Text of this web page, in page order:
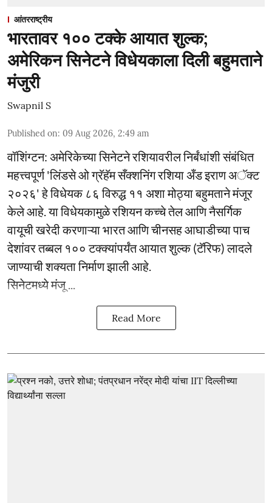
आंतरराष्ट्रीय
भारतावर १०० टक्के आयात शुल्क;
अमेरिकन सिनेटने विधेयकाला दिली बहुमताने
मंजुरी
Swapnil S
Published on: 09 Aug 2026, 2:49 am
वॉशिंग्टन: अमेरिकेच्या सिनेटने रशियावरील निर्बंधांशी संबंधित
महत्त्वपूर्ण 'लिंडसे ओ ग्रॅहॅम सँक्शनिंग रशिया अँड इराण अॅक्ट
२०२६' हे विधेयक ८६ विरुद्ध ११ अशा मोठ्या बहुमताने मंजूर
केले आहे. या विधेयकामुळे रशियन कच्चे तेल आणि नैसर्गिक
वायूची खरेदी करणाऱ्या भारत आणि चीनसह आघाडीच्या पाच
देशांवर तब्बल १०० टक्क्यांपर्यंत आयात शुल्क (टॅरिफ) लादले
जाण्याची शक्यता निर्माण झाली आहे.
सिनेटमध्ये मंजू ...
Read More